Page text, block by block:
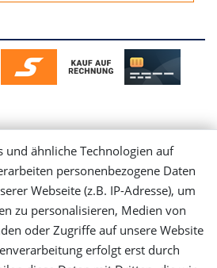
Mein Konto
Login
Registrieren
und ähnliche Technologien auf
personenbezogene Daten
Webseite (z.B. IP-Adresse), um
zu personalisieren, Medien von
oder Zugriffe auf unsere Website
erfolgt erst durch